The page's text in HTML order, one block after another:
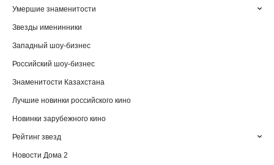
Умершие знаменитости
Звезды именинники
Западный шоу-бизнес
Российский шоу-бизнес
Знаменитости Казахстана
Лучшие новинки российского кино
Новинки зарубежного кино
Рейтинг звезд
Новости Дома 2